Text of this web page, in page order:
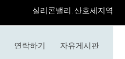
​실리콘밸리, 산호세지역
연락하기 자유게시판